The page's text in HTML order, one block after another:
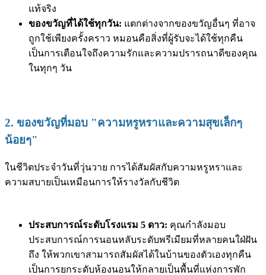
แท้จริง
ของขวัญที่ได้ใช้ทุกวัน: แตกต่างจากของขวัญอื่นๆ ที่อาจ
ถูกใช้เพียงครั้งคราว หมอนคือสิ่งที่ผู้รับจะได้ใช้ทุกคืน
เป็นการเตือนใจถึงความรักและความปรารถนาดีของคุณ
ในทุกๆ วัน
2. ของขวัญที่มอบ "ความหรูหราและความสุขเล็กๆ
น้อยๆ"
ในชีวิตประจำวันที่วุ่นวาย การได้สัมผัสกับความหรูหราและ
ความสบายเป็นเหมือนการให้รางวัลกับชีวิต
ประสบการณ์ระดับโรงแรม 5 ดาว: คุณกำลังมอบ
ประสบการณ์การนอนหลับระดับพรีเมียมที่หลายคนใฝ่ฝัน
ถึง ให้พวกเขาสามารถสัมผัสได้ในบ้านของตัวเองทุกคืน
เป็นการยกระดับห้องนอนให้กลายเป็นพื้นที่แห่งการพัก